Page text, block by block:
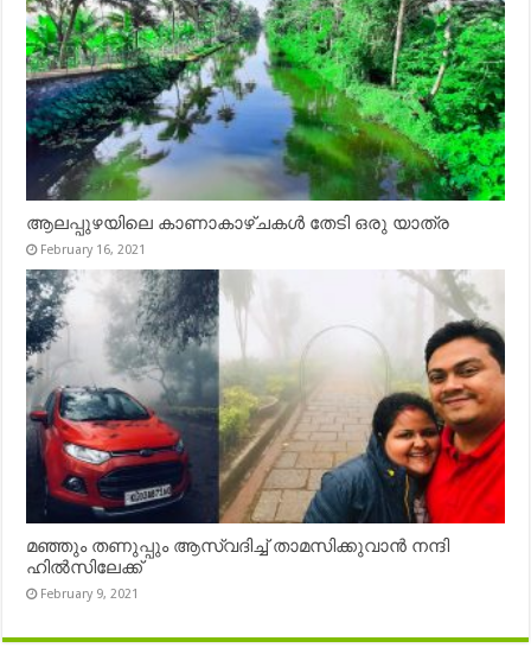
ആലപ്പുഴയിലെ കാണാകാഴ്ചകൾ തേടി ഒരു യാത്ര
February 16, 2021
മഞ്ഞും തണുപ്പും ആസ്വദിച്ച് താമസിക്കുവാൻ നന്ദി
ഹിൽസിലേക്ക്
February 9, 2021